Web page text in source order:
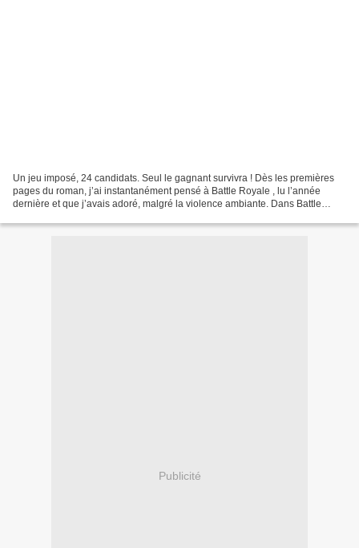
Un jeu imposé, 24 candidats. Seul le gagnant survivra ! Dès les premières
pages du roman, j’ai instantanément pensé à Battle Royale , lu l’année
dernière et que j’avais adoré, malgré la violence ambiante. Dans Battle
Publicité